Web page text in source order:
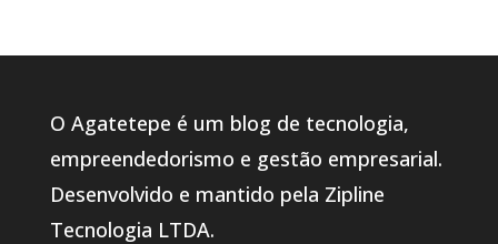
O Agatetepe é um blog de tecnologia,
empreendedorismo e gestão empresarial.
Desenvolvido e mantido pela Zipline
Tecnologia LTDA.